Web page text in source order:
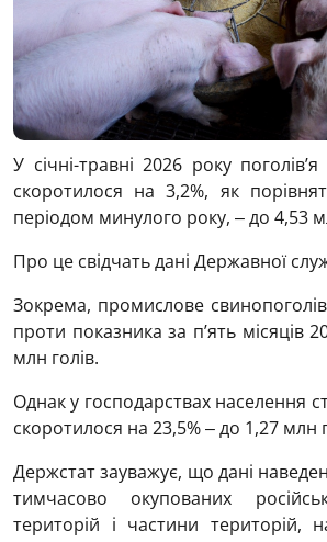
У січні-травні 2026 року
скоротилося на 3,2%, як
періодом минулого року, ‒ до 4,53
Про це свідчать дані Державної
Зокрема, промислове
проти показника за п’ять місяців
млн голів.
Однак у господарствах населення
скоротилося на 23,5% ‒ до 1,27 млн
Держстат зауважує, що дані
тимчасово окупованих
територій і частини територій,